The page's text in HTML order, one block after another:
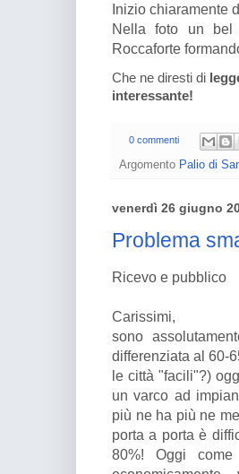
Inizio chiaramente
Nella foto un bel
Roccaforte
Che ne diresti di
interessante!
0 commenti
Argomento Palio di
venerdì 26 giugno
Problema
Ricevo e pubblico
Carissimi,
sono
differenziata al 60-
le città "facili"?)
un varco ad
più ne ha più ne
porta a porta è
80%! Oggi